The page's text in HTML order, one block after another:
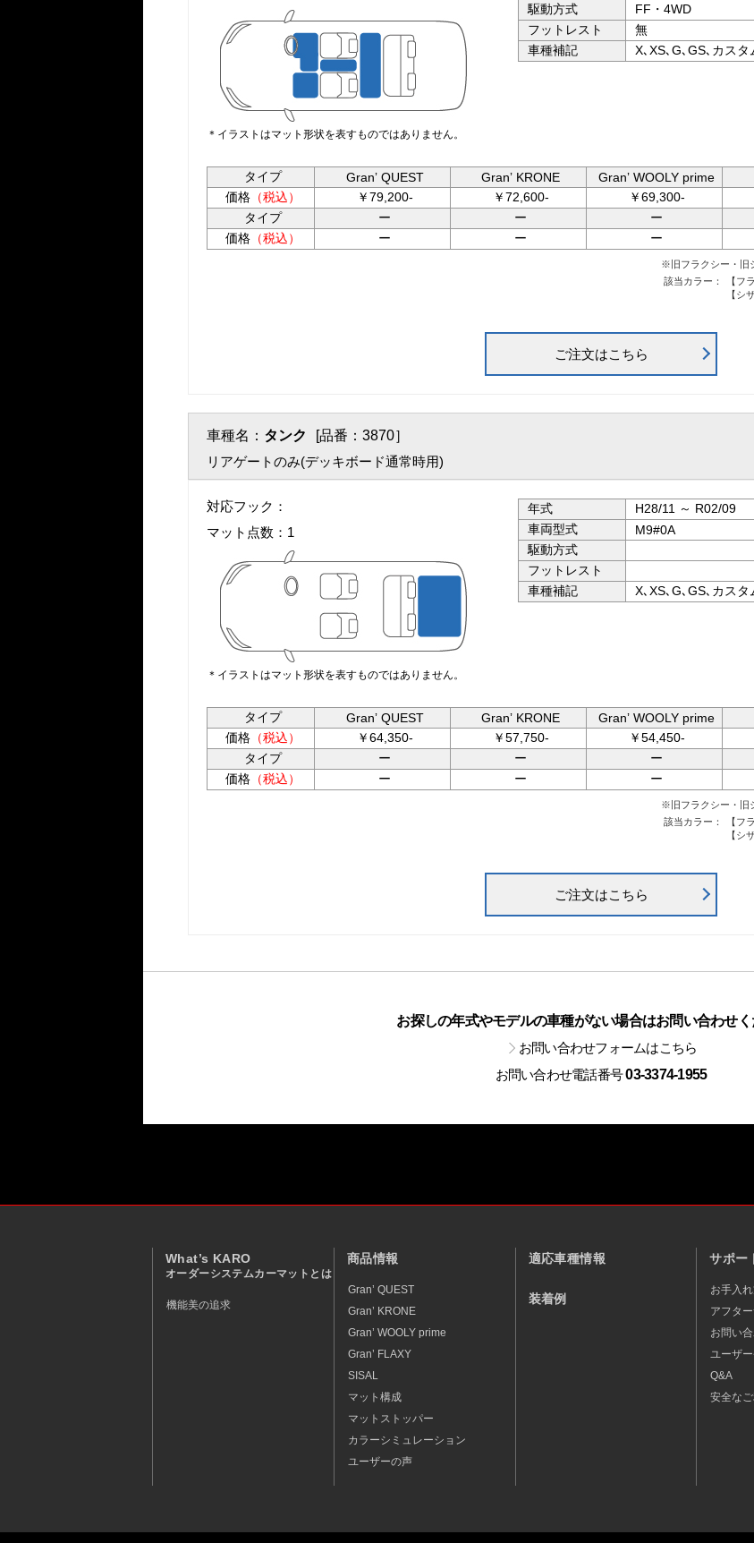
＊イラストはマット形状を表すものではありません。
駆動方式
FF・4WD
フットレスト
無
車種補記
X､XS､G､GS､カス
タイプ Granʼ QUEST Granʼ KRONE Granʼ WOOLY prime
価格 （税込） ￥79,200- ￥72,600- ￥69,300-
タイプ
ー ー ー
価格 （税込） ー ー ー
※旧フラクシー・旧
該当カラー：
【フ
【シ
ご注文はこちら
車種名： タンク
[品番：3870］
リアゲートのみ(デッキボード通常時用)
対応フック：
マット点数：1
＊イラストはマット形状を表すものではありません。
年式
H28/11 ～ R02/09
車両型式
M9#0A
駆動方式
フットレスト
車種補記
X､XS､G､GS､カス
タイプ Granʼ QUEST Granʼ KRONE Granʼ WOOLY prime
価格 （税込） ￥64,350- ￥57,750- ￥54,450-
タイプ
ー ー ー
価格 （税込） ー ー ー
※旧フラクシー・旧
該当カラー：
【フ
【シ
ご注文はこちら
お探しの年式やモデルの車種がない場合はお問い合わせく
お問い合わせフォームはこちら
お問い合わせ電話番号03-3374-1955
What’s KARO
オーダーシステムカーマットとは
機能美の追求
商品情報
Gran’ QUEST
Gran’ KRONE
Gran’ WOOLY prime
Gran’ FLAXY
SISAL
マット構成
マットストッパー
カラーシミュレーション
ユーザーの声
適応車種情報
装着例
サポー
お手入
アフタ
お問い
ユーザ
Q&A
安全な